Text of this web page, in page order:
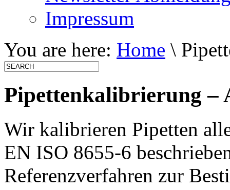
Impressum
You are here: Home \
Pipettenkalibrierung –
Wir kalibrieren Pipetten
EN ISO 8655-6
Referenzverfahren zur